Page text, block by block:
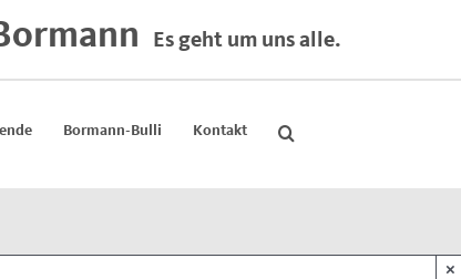
Es geht um uns alle.
Bormann-Bulli Kontakt
×